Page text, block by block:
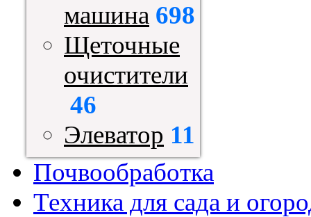
машина 698
Щеточные
очистители
46
Элеватор 11
Почвообработка
Техника для сада и